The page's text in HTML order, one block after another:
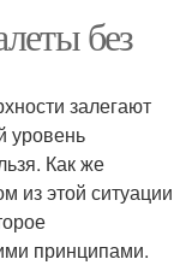
без
залегают
уровень
Как же
из этой ситуации
принципами.